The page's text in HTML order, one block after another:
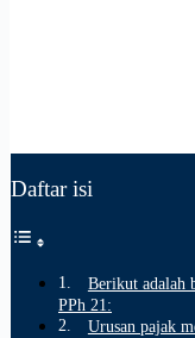
Daftar isi
Berikut adalah
PPh 21:
Urusan pajak